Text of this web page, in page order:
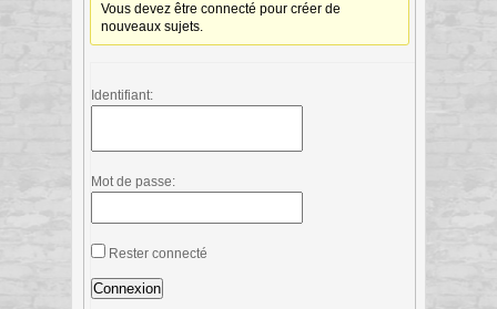
Vous devez être connecté pour créer de
nouveaux sujets.
Identifiant:
Mot de passe:
Rester connecté
Connexion